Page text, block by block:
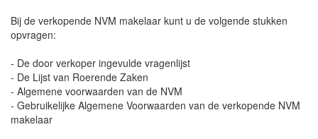
Bij de verkopende NVM makelaar kunt u de volgende stukken
opvragen:
- De door verkoper ingevulde vragenlijst
- De Lijst van Roerende Zaken
- Algemene voorwaarden van de NVM
- Gebruikelijke Algemene Voorwaarden van de verkopende NVM
makelaar